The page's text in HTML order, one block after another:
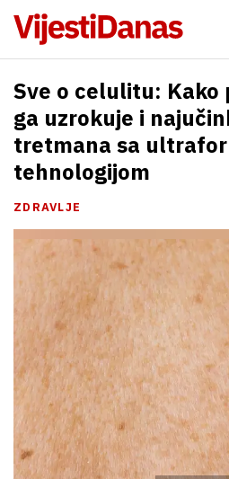
Sve o celulitu: Kako
ga uzrokuje i
tretmana sa
tehnologijom
ZDRAVLJE